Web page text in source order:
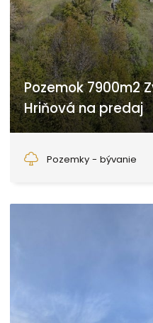
Pozemok 7900m2
Hriňová na predaj
Pozemky - bývanie